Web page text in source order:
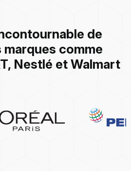
de
marques comme
Nestlé et Walmart